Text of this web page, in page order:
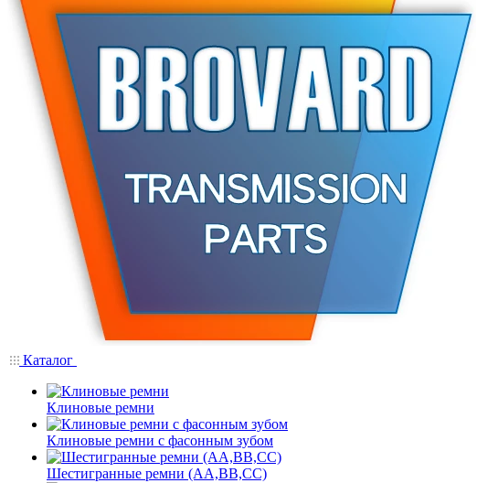
Каталог
Клиновые ремни
Клиновые ремни с фасонным зубом
Шестигранные ремни (AA,BB,CC)